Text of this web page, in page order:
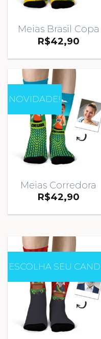
Meias Brasil Copa
R$42,90
NOVIDADE!
Meias Corredora
R$42,90
ESCOLHA SEU